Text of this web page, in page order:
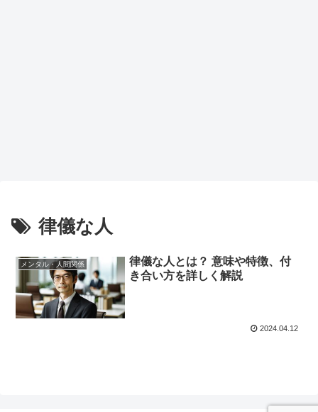
律儀な人
メンタル・人間関係
律儀な人とは？ 意味や特徴、付
き合い方を詳しく解説
2024.04.12